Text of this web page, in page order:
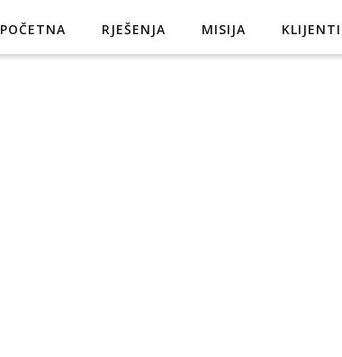
POČETNA RJEŠENJA MISIJA KLIJENTI